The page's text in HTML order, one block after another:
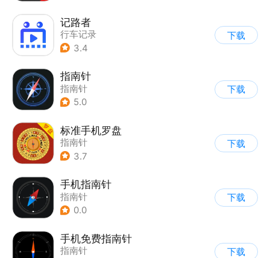
记路者
行车记录
3.4
下载
指南针
指南针
5.0
下载
标准手机罗盘
指南针
3.7
下载
手机指南针
指南针
0.0
下载
手机免费指南针
指南针
下载